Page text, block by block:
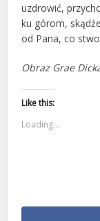
uzdrowić,
ku górom,
od Pana, co
Obraz Grae
Like this:
Loading...